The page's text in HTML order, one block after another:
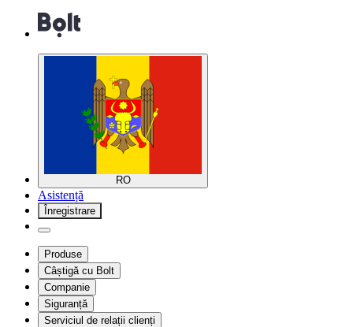
RO
Asistență
Înregistrare
Produse
Câștigă cu Bolt
Companie
Siguranță
Serviciul de relații clienți